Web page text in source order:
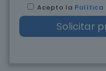
Acepto la Política